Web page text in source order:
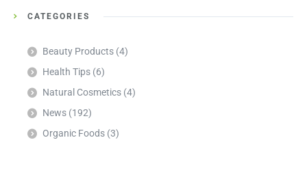
CATEGORIES
Beauty Products (4)
Health Tips (6)
Natural Cosmetics (4)
News (192)
Organic Foods (3)